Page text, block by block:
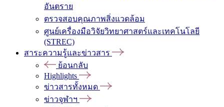
อันตราย
ตรวจสอบคุณภาพสิ่งแวดล้อม
ศูนย์เครื่องมือวิจัยวิทยาศาสตร์และเทคโนโลยี
(STREC)
สาระความรู้และข่าวสาร
ย้อนกลับ
Highlights
ข่าวสารทั้งหมด
ข่าวจุฬาฯ